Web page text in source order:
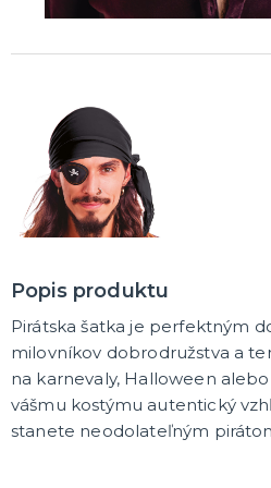
Sviečky a dekorácie torty
SVADBA A
Svadba
Rozlúčka so slobodou
DARČEKY, BALENIE
ČO EŠTE U NÁS
Nažehlovačky
Žartovné predmety
Spoločenské, stolné hry
Nafukovačky
Kúzelnícke triky
Vtipné ceduľky a
ĎALŠIE KATEGÓRIE
🎈 PÁRTY A OSLAVY
Popis produktu
Pirátska šatka je perfektným
milovníkov dobrodružstva a
na karnevaly, Halloween
vášmu kostýmu autentický
stanete neodolateľným